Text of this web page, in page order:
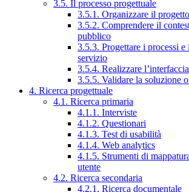
3.5. Il processo progettuale
3.5.1. Organizzare il
3.5.2. Comprendere il
pubblico
3.5.3. Progettare i processi e i
servizio
3.5.4. Realizzare
3.5.5. Validare la soluzione
4. Ricerca progettuale
4.1. Ricerca primaria
4.1.1. Interviste
4.1.2. Questionari
4.1.3. Test di usabilità
4.1.4. Web analytics
4.1.5. Strumenti di
utente
4.2. Ricerca secondaria
4.2.1. Ricerca documentale